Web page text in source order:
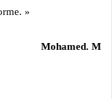
»
Mohamed. M